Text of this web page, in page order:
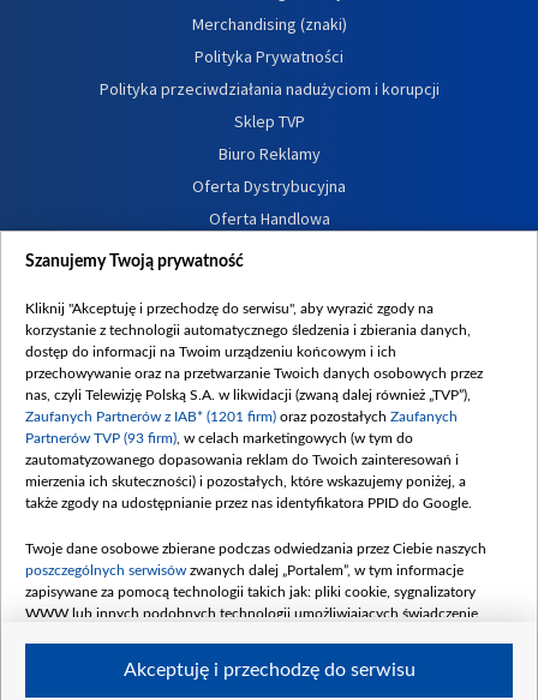
Merchandising (znaki)
Polityka Prywatności
Polityka przeciwdziałania nadużyciom i korupcji
Sklep TVP
Biuro Reklamy
Oferta Dystrybucyjna
Oferta Handlowa
Dostępność
Procedura zgłoszeń wewnętrznych
Szanujemy Twoją prywatność
Kliknij "Akceptuję i przechodzę do serwisu", aby wyrazić zgody na
korzystanie z technologii automatycznego śledzenia i zbierania danych,
dostęp do informacji na Twoim urządzeniu końcowym i ich
przechowywanie oraz na przetwarzanie Twoich danych osobowych przez
nas, czyli Telewizję Polską S.A. w likwidacji (zwaną dalej również „TVP”),
Zaufanych Partnerów z IAB* (1201 firm) oraz pozostałych Zaufanych
Partnerów TVP (93 firm) , w celach marketingowych (w tym do
zautomatyzowanego dopasowania reklam do Twoich zainteresowań i
mierzenia ich skuteczności) i pozostałych, które wskazujemy poniżej, a
także zgody na udostępnianie przez nas identyfikatora PPID do Google.
Twoje dane osobowe zbierane podczas odwiedzania przez Ciebie naszych
poszczególnych serwisów zwanych dalej „Portalem”, w tym informacje
zapisywane za pomocą technologii takich jak: pliki cookie, sygnalizatory
WWW lub innych podobnych technologii umożliwiających świadczenie
Akceptuję i przechodzę do serwisu